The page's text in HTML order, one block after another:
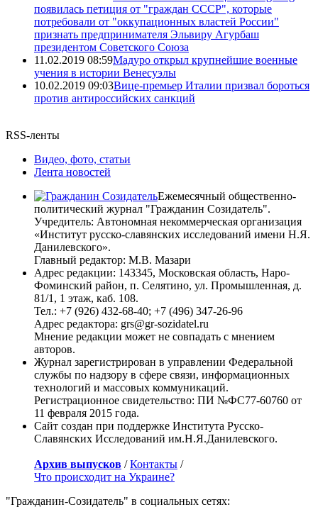
появилась петиция от "граждан СССР", которые
потребовали от "оккупационных властей России"
признать предпринимателя Эльвиру Агурбаш
президентом Советского Союза
11.02.2019 08:59Мадуро открыл крупнейшие военные
учения в истории Венесуэлы
10.02.2019 09:03Вице-премьер Италии призвал бороться
против антироссийских санкций
RSS-ленты
Видео, фото, статьи
Лента новостей
Ежемесячный общественно-
политический журнал "Гражданин Созидатель".
Учредитель: Автономная некоммерческая организация
«Институт русско-славянских исследований имени Н.Я.
Данилевского».
Главный редактор: М.В. Мазари
Адрес редакции: 143345, Московская область, Наро-
Фоминский район, п. Селятино, ул. Промышленная, д.
81/1, 1 этаж, каб. 108.
Тел.: +7 (926) 432-68-40; +7 (496) 347-26-96
Адрес редактора: grs@gr-sozidatel.ru
Мнение редакции может не совпадать с мнением
авторов.
Журнал зарегистрирован в управлении Федеральной
службы по надзору в сфере связи, информационных
технологий и массовых коммуникаций.
Регистрационное свидетельство: ПИ №ФС77-60760 от
11 февраля 2015 года.
Сайт создан при поддержке Института Русско-
Славянских Исследований им.Н.Я.Данилевского.
Архив выпусков /Контакты /
Что происходит на Украине?
"Гражданин-Созидатель" в социальных сетях: